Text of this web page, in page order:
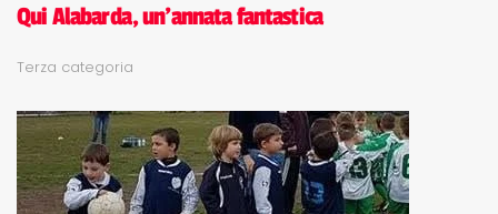
Qui Alabarda, un'annata fantastica
Terza categoria